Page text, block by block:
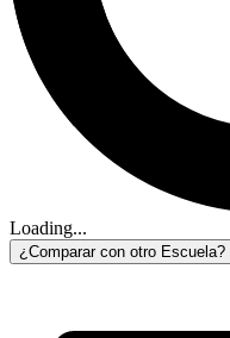
Loading...
¿Comparar con otro Escuela?